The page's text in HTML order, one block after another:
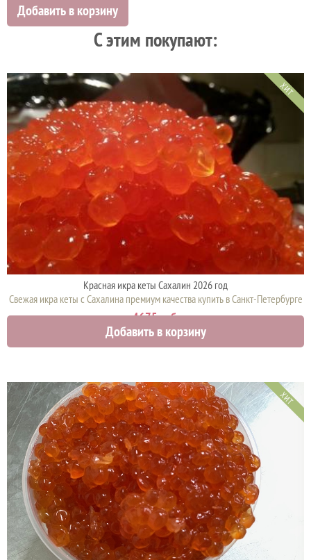
Добавить в корзину
C этим покупают:
ХИТ
Красная икра кеты Сахалин 2026 год
Свежая икра кеты с Сахалина премиум качества купить в Санкт-Петербурге
4675 руб.
Добавить в корзину
ХИТ